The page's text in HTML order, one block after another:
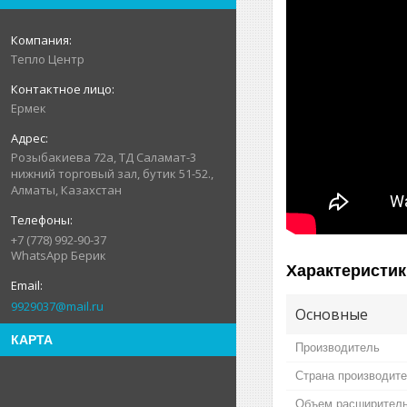
Тепло Центр
Ермек
Розыбакиева 72а, ТД Саламат-3
нижний торговый зал, бутик 51-52.,
Алматы, Казахстан
+7 (778) 992-90-37
WhatsApp Берик
9929037@mail.ru
КАРТА
Основные
Производитель
Страна
Объем